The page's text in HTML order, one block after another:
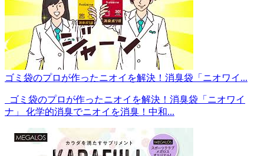
ゴミ袋のプロが作ったニオイを解決！消臭袋「ニオワイ...
ゴミ袋のプロが作ったニオイを解決！消臭袋「ニオワイ
ナ」 化学的消臭でニオイを消臭！中和...